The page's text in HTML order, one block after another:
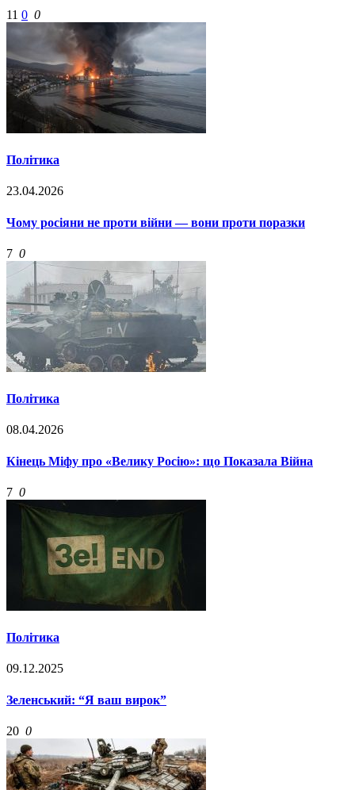
11 0 0
Політика
23.04.2026
Чому росіяни не проти війни — вони проти поразки
7 0
Політика
08.04.2026
Кінець Міфу про «Велику Росію»: що Показала Війна
7 0
Політика
09.12.2025
Зеленський: “Я ваш вирок”
20 0